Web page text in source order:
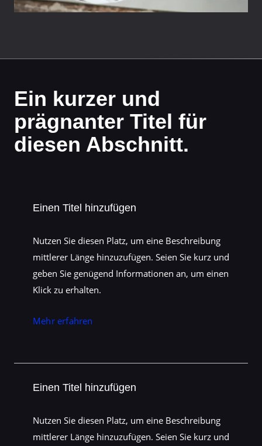
Ein kurzer und
prägnanter Titel für
diesen Abschnitt.
Einen Titel hinzufügen
Nutzen Sie diesen Platz, um eine Beschreibung
mittlerer Länge hinzuzufügen. Seien Sie kurz und
geben Sie genügend Informationen an, um einen
Klick zu erhalten.
Mehr erfahren
Einen Titel hinzufügen
Nutzen Sie diesen Platz, um eine Beschreibung
mittlerer Länge hinzuzufügen. Seien Sie kurz und